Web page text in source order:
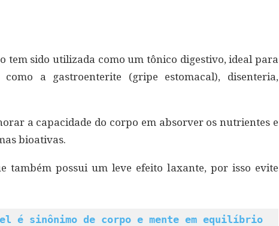
tem sido utilizada como um tônico digestivo, ideal para
a gastroenterite (gripe estomacal), disenteria,
a capacidade do corpo em absorver os nutrientes e
bioativas.
também possui um leve efeito laxante, por isso evite
é sinônimo de corpo e mente em equilíbrio